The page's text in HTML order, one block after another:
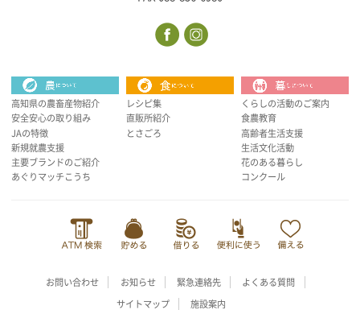
高知県の農畜産物紹介
安全安心の取り組み
JAの特徴
新規就農支援
主要ブランドのご紹介
あぐりマッチこうち
レシピ集
直販所紹介
とさごろ
くらしの活動のご案内
食農教育
高齢者生活支援
生活文化活動
花のある暮らし
コンクール
お問い合わせ お知らせ 緊急連絡先 よくある質問
サイトマップ 施設案内